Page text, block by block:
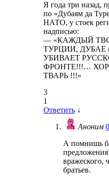
Я года три назад,
по «Дубаям да
НАТО, у стоек
надписью:
— «КАЖДЫЙ
ТУРЦИИ, ДУБАЕ
УБИВАЕТ
ФРОНТЕ!!!…
ТВАРЬ !!!»
3
1
Ответить ↓
Аноним
А помнишь
вражеского,
братьев.